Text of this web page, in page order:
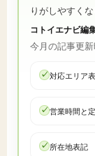
りがしやすくな
コトイエナビ編
今月の記事更
対応エリア
営業時間と
所在地表記